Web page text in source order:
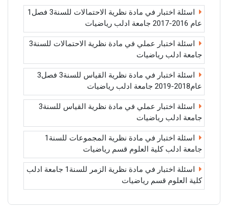
اسئلة اختبار في مادة نظرية الاحتمالات للسنة3 فصل1
عام 2016-2017 جامعة ادلب رياضيات
اسئلة اختبار عملي في مادة نظرية الاحتمالات للسنة3
جامعة ادلب رياضيات
اسئلة اختبار في مادة نظرية القياس للسنة3 فصل3
عام2018-2019 جامعة ادلب رياضيات
اسئلة اختبار عملي في مادة نظرية القياس للسنة3
جامعة ادلب رياضيات
اسئلة اختبار في مادة نظرية المجموعات للسنة1
جامعة ادلب كلية العلوم قسم رياضيات
اسئلة اختبار في مادة نظرية الزمر للسنة1 جامعة ادلب
كلية العلوم قسم رياضيات